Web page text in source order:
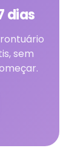
dias
sem